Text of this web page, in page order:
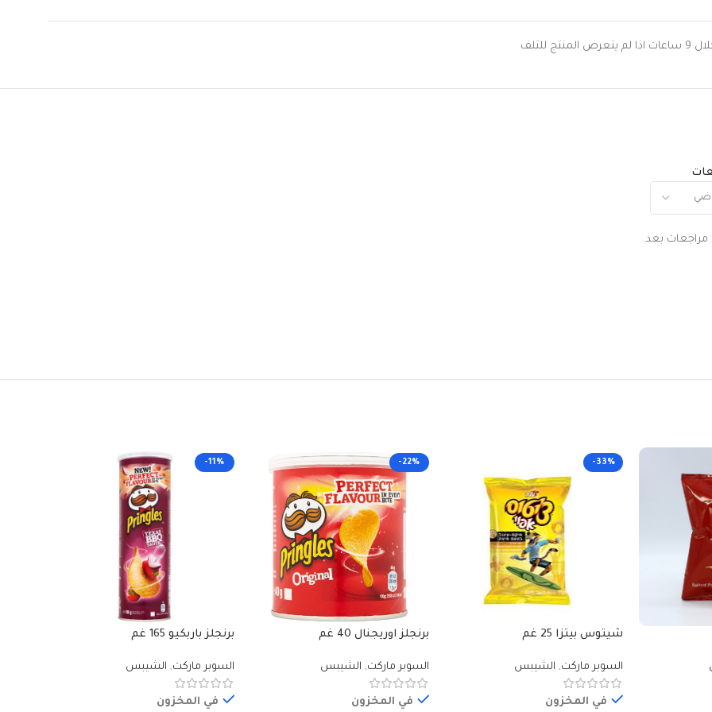
مراجعات بعد.
-33%
شيتوس بيتزا 25 غم
السوبر ماركت, الشيبس
في المخزون
-22%
برنجلز اوريجنال 40 غم
السوبر ماركت, الشيبس
في المخزون
-11%
برنجلز باربكيو 165 غم
السوبر ماركت, الشيبس
في المخزون